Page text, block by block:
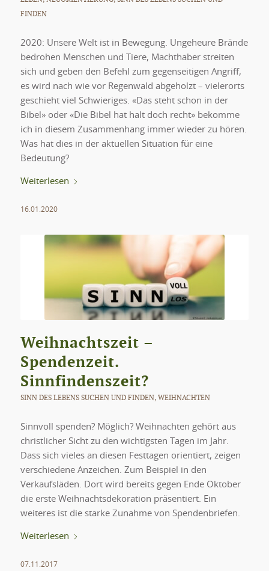
FINDEN
2020: Unsere Welt ist in Bewegung. Ungeheure Brände
bedrohen Menschen und Tiere, Machthaber streiten
sich und geben den Befehl zum gegenseitigen Angriff,
es wird nach wie vor Regenwald abgeholzt – vielerorts
geschieht viel Schwieriges. «Das steht schon in der
Bibel» oder «Die Bibel hat halt doch recht» bekomme
ich in diesem Zusammenhang immer wieder zu hören.
Was hat dies in der aktuellen Situation für eine
Bedeutung?
Weiterlesen
16.01.2020
Weihnachtszeit –
Spendenzeit.
Sinnfindenszeit?
SINN DES LEBENS SUCHEN UND FINDEN, WEIHNACHTEN
Sinnvoll spenden? Möglich? Weihnachten gehört aus
christlicher Sicht zu den wichtigsten Tagen im Jahr.
Dass sich vieles an diesen Festtagen orientiert, zeigen
verschiedene Anzeichen. Zum Beispiel in den
Verkaufsläden. Dort wird bereits gegen Ende Oktober
die erste Weihnachtsdekoration präsentiert. Ein
weiteres ist die starke Zunahme von Spendenbriefen.
Weiterlesen
07.11.2017